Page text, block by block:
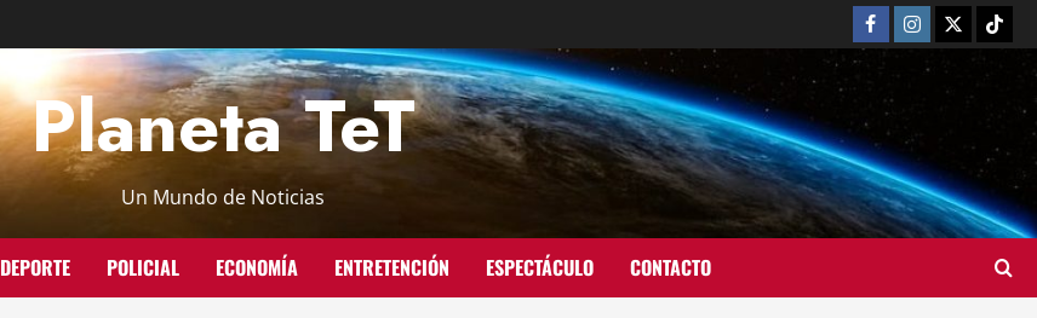
Planeta TeT
Un Mundo de Noticias
DEPORTE POLICIAL ECONOMÍA ENTRETENCIÓN ESPECTÁCULO CONTACTO